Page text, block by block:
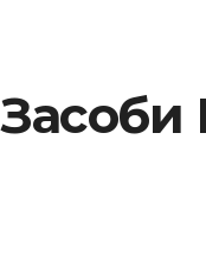
Засоби